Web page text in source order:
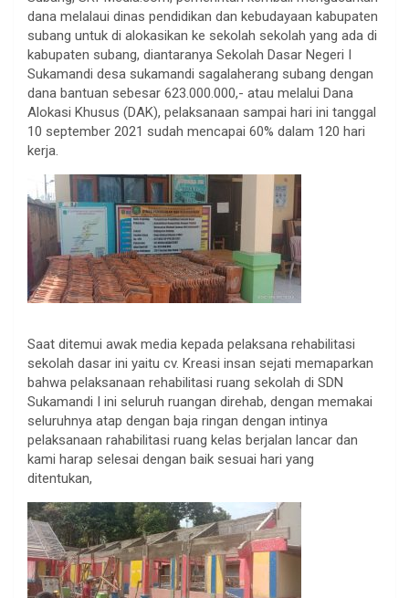
dana melalaui dinas pendidikan dan kebudayaan kabupaten
subang untuk di alokasikan ke sekolah sekolah yang ada di
kabupaten subang, diantaranya Sekolah Dasar Negeri I
Sukamandi desa sukamandi sagalaherang subang dengan
dana bantuan sebesar 623.000.000,- atau melalui Dana
Alokasi Khusus (DAK), pelaksanaan sampai hari ini tanggal
10 september 2021 sudah mencapai 60% dalam 120 hari
kerja.
Saat ditemui awak media kepada pelaksana rehabilitasi
sekolah dasar ini yaitu cv. Kreasi insan sejati memaparkan
bahwa pelaksanaan rehabilitasi ruang sekolah di SDN
Sukamandi I ini seluruh ruangan direhab, dengan memakai
seluruhnya atap dengan baja ringan dengan intinya
pelaksanaan rahabilitasi ruang kelas berjalan lancar dan
kami harap selesai dengan baik sesuai hari yang
ditentukan,